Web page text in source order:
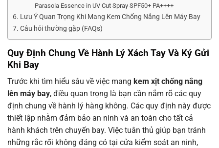
Parasola Essence in UV Cut Spray SPF50+ PA++++
Lưu Ý Quan Trọng Khi Mang Kem Chống Nắng Lên Máy Bay
Câu hỏi thường gặp (FAQs)
Quy Định Chung Về Hành Lý Xách Tay Và Ký Gửi
Khi Bay
Trước khi tìm hiểu sâu về việc mang kem xịt chống nắng
lên máy bay, điều quan trọng là bạn cần nắm rõ các quy
định chung về hành lý hàng không. Các quy định này được
thiết lập nhằm đảm bảo an ninh và an toàn cho tất cả
hành khách trên chuyến bay. Việc tuân thủ giúp bạn tránh
những rắc rối không đáng có tại cửa kiểm soát an ninh,